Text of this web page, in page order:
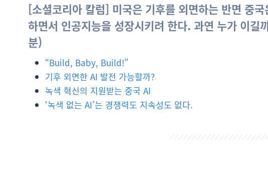
[소셜코리아 칼럼] 미국은 기후를 외면하는 반면 중
하면서 인공지능을 성장시키려 한다. 과연 누가 이길
분)
“Build, Baby, Build!”
기후 외면한 AI 발전 가능할까?
녹색 혁신의 지원받는 중국 AI
‘녹색 없는 AI’는 경쟁력도 지속성도 없다.